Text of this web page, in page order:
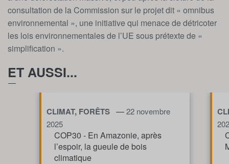
consultation de la Commission sur le projet dit « omnibus
environnemental », une initiative qui menace de détricoter
les lois environnementales de l’UE sous prétexte de «
simplification ».
ET AUSSI...
CLIMAT, FORÊTS —22 novembre
2025
COP30 - En Amazonie, après
l’espoir, la gueule de bois
climatique